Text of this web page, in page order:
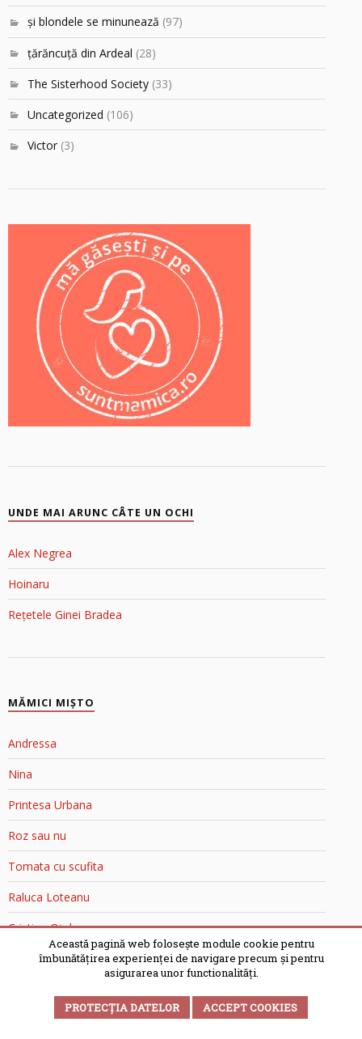
şi blondele se minunează (97)
ţărăncuţă din Ardeal (28)
The Sisterhood Society (33)
Uncategorized (106)
Victor (3)
UNDE MAI ARUNC CÂTE UN OCHI
Alex Negrea
Hoinaru
Rețetele Ginei Bradea
MĂMICI MIŞTO
Andressa
Nina
Printesa Urbana
Roz sau nu
Tomata cu scufita
Raluca Loteanu
Cristina Oțel
STATISTICI TRAFIC
Această pagină web folosește module cookie pentru
îmbunătățirea experienței de navigare precum și pentru
asigurarea unor functionalități.
PROTECȚIA DATELOR ACCEPT COOKIES